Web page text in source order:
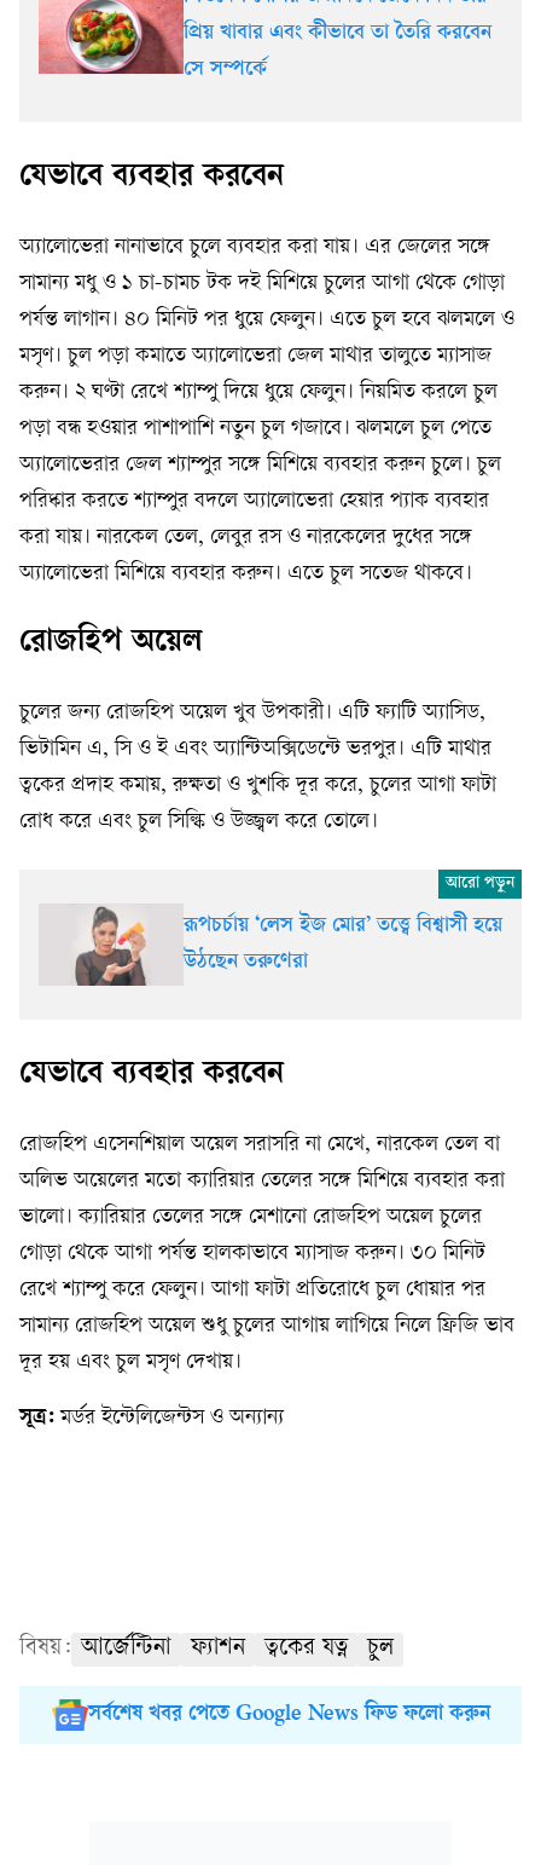
প্রিয় খাবার এবং কীভাবে তা তৈরি করবেন
সে সম্পর্কে
যেভাবে ব্যবহার করবেন
অ্যালোভেরা নানাভাবে চুলে ব্যবহার করা যায়। এর জেলের সঙ্গে
সামান্য মধু ও ১ চা-চামচ টক দই মিশিয়ে চুলের আগা থেকে গোড়া
পর্যন্ত লাগান। ৪০ মিনিট পর ধুয়ে ফেলুন। এতে চুল হবে ঝলমলে ও
মসৃণ। চুল পড়া কমাতে অ্যালোভেরা জেল মাথার তালুতে ম্যাসাজ
করুন। ২ ঘণ্টা রেখে শ্যাম্পু দিয়ে ধুয়ে ফেলুন। নিয়মিত করলে চুল
পড়া বন্ধ হওয়ার পাশাপাশি নতুন চুল গজাবে। ঝলমলে চুল পেতে
অ্যালোভেরার জেল শ্যাম্পুর সঙ্গে মিশিয়ে ব্যবহার করুন চুলে। চুল
পরিষ্কার করতে শ্যাম্পুর বদলে অ্যালোভেরা হেয়ার প্যাক ব্যবহার
করা যায়। নারকেল তেল, লেবুর রস ও নারকেলের দুধের সঙ্গে
অ্যালোভেরা মিশিয়ে ব্যবহার করুন। এতে চুল সতেজ থাকবে।
রোজহিপ অয়েল
চুলের জন্য রোজহিপ অয়েল খুব উপকারী। এটি ফ্যাটি অ্যাসিড,
ভিটামিন এ, সি ও ই এবং অ্যান্টিঅক্সিডেন্টে ভরপুর। এটি মাথার
ত্বকের প্রদাহ কমায়, রুক্ষতা ও খুশকি দূর করে, চুলের আগা ফাটা
রোধ করে এবং চুল সিল্কি ও উজ্জ্বল করে তোলে।
রূপচর্চায় ‘লেস ইজ মোর’ তত্ত্বে বিশ্বাসী হয়ে
উঠছেন তরুণেরা
যেভাবে ব্যবহার করবেন
রোজহিপ এসেনশিয়াল অয়েল সরাসরি না মেখে, নারকেল তেল বা
অলিভ অয়েলের মতো ক্যারিয়ার তেলের সঙ্গে মিশিয়ে ব্যবহার করা
ভালো। ক্যারিয়ার তেলের সঙ্গে মেশানো রোজহিপ অয়েল চুলের
গোড়া থেকে আগা পর্যন্ত হালকাভাবে ম্যাসাজ করুন। ৩০ মিনিট
রেখে শ্যাম্পু করে ফেলুন। আগা ফাটা প্রতিরোধে চুল ধোয়ার পর
সামান্য রোজহিপ অয়েল শুধু চুলের আগায় লাগিয়ে নিলে ফ্রিজি ভাব
দূর হয় এবং চুল মসৃণ দেখায়।
সূত্র: মর্ডর ইন্টেলিজেন্টস ও অন্যান্য
বিষয়: আর্জেন্টিনা ফ্যাশন ত্বকের যত্ন চুল
সর্বশেষ খবর পেতে Google News ফিড ফলো করুন